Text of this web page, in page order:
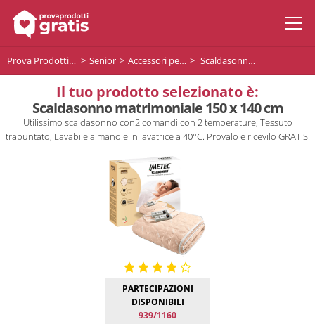
Prova Prodotti Gratis Senior Accessori per i senior Scaldasonno matrimoniale 150 x 140 cm
Il tuo prodotto selezionato è:
Scaldasonno matrimoniale 150 x 140 cm
Utilissimo scaldasonno con2 comandi con 2 temperature, Tessuto
trapuntato, Lavabile a mano e in lavatrice a 40°C. Provalo e ricevilo GRATIS!
PARTECIPAZIONI
DISPONIBILI
939/1160